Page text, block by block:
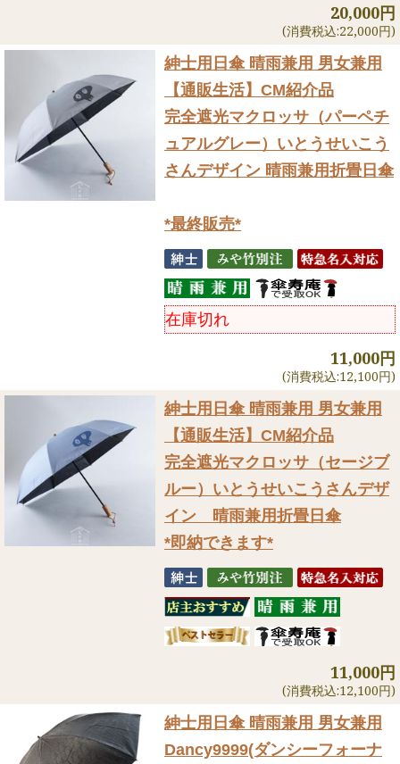
20,000円
(消費税込:22,000円)
紳士用日傘 晴雨兼用 男女兼用
【通販生活】CM紹介品
完全遮光マクロッサ（パーペチ
ュアルグレー）いとうせいこう
さんデザイン 晴雨兼用折畳日傘
*最終販売*
在庫切れ
11,000円
(消費税込:12,100円)
紳士用日傘 晴雨兼用 男女兼用
【通販生活】CM紹介品
完全遮光マクロッサ（セージブ
ルー）いとうせいこうさんデザ
イン 晴雨兼用折畳日傘
*即納できます*
11,000円
(消費税込:12,100円)
紳士用日傘 晴雨兼用 男女兼用
Dancy9999(ダンシーフォーナ